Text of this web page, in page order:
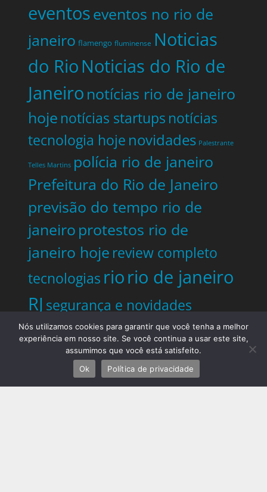
eventoseventos no rio de
janeiro flamengo fluminense Noticias
do RioNoticias do Rio de
Janeiro notícias rio de janeiro
hoje notícias startups notícias
tecnologia hoje novidades Palestrante
Telles Martins polícia rio de janeiro
Prefeitura do Rio de Janeiro
previsão do tempo rio de
janeiro protestos rio de
janeiro hoje review completo
tecnologias riorio de janeiro
RJ segurança e novidades
digitaistech tecnologia essencial
para pequena empresa
tecnologias
Telles Martins tendências
big data e analyticstiroteio no
Nós utilizamos cookies para garantir que você tenha a melhor
experiência em nosso site. Se você continua a usar este site,
assumimos que você está satisfeito.
Ok
Política de privacidade